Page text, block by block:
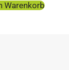
Warenkorb